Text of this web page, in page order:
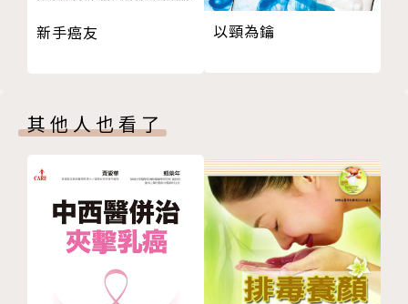
中其實隨處可見的雙酚A等六大案例，讓我們身歷其
境，引導我們看待潛在威脅並做出正確的結論。
吉拉德‧勒布朗Gerald A. LeBlanc
北卡羅來納州立大學生物科學系毒理學教授，曾在多個
聯邦和國際科學諮詢委員會、小組和董事會任職，包括
國家研究委員會的生態風險評估委員會和美國環保局內
分泌干擾物方法驗證諮詢委員會主席。
新手癌友 以頸為鑰
其他人也看了